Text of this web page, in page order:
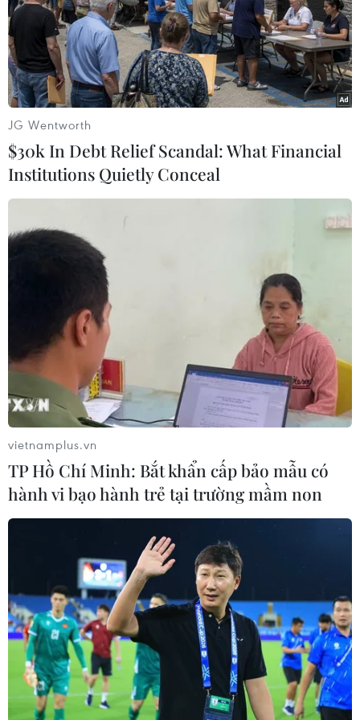
#Chất kích thích
#Loại kẹo không rõ nguồn gốc
Theo dõi VietnamPlus
TIN LIÊN QUAN
JG Wentworth
$30k In Debt Relief Scandal: What Financial
Institutions Quietly Conceal
vietnamplus.vn
TP Hồ Chí Minh: Bắt khẩn cấp bảo mẫu có
hành vi bạo hành trẻ tại trường mầm non